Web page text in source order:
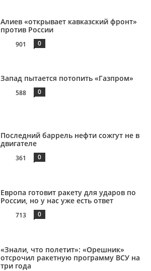
Алиев «открывает кавказский фронт»
против России
901 0
Запад пытается потопить «Газпром»
588 0
Последний баррель нефти сожгут не в
двигателе
361 0
Европа готовит ракету для ударов по
России, но у нас уже есть ответ
713 0
«Знали, что полетит»: «Орешник»
отсрочил ракетную программу ВСУ на
три года